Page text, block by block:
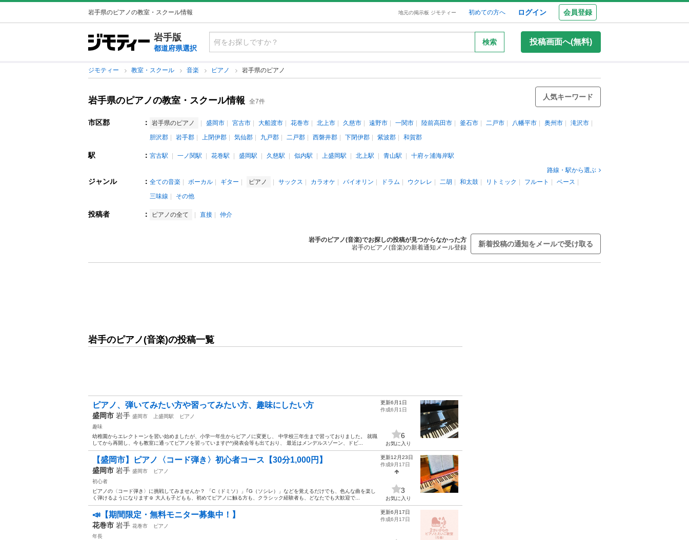
岩手県のピアノの教室・スクール情報 地元の掲示板 ジモティー 初めての方へ ログイン 会員登録
岩手版
都道府県選択
検索 投稿画面へ(無料)
ジモティー 教室・スクール 音楽 ピアノ 岩手県のピアノ
岩手県のピアノの教室・スクール情報 全7件
人気キーワード
市区郡 ： 岩手県のピアノ 盛岡市 宮古市 大船渡市 花巻市 北上市 久慈市 遠野市 一関市 陸前高田市 釜石市 二戸市 八幡平市 奥州市
滝沢市
胆沢郡
岩手郡 上閉伊郡 気仙郡 九戸郡 二戸郡 西磐井郡 下閉伊郡 紫波郡 和賀郡
駅 ： 宮古駅 一ノ関駅 花巻駅 盛岡駅 久慈駅 似内駅 上盛岡駅 北上駅 青山駅
十府ヶ浦海岸駅
路線・駅から選ぶ
ジャンル ： 全ての音楽 ボーカル ギター ピアノ サックス カラオケ バイオリン ドラム ウクレレ 二胡 和太鼓 リトミック フルート
ベース
三味線
その他
投稿者 ： ピアノの全て 直接 仲介
岩手のピアノ(音楽)でお探しの投稿が見つからなかった方
岩手のピアノ(音楽)の新着通知メール登録
新着投稿の通知をメールで受け取る
岩手のピアノ(音楽)の投稿一覧
ピアノ、弾いてみたい方や習ってみたい方、趣味にしたい方
盛岡市 岩手 盛岡市 上盛岡駅
ピアノ
趣味
幼稚園からエレクトーンを習い始めましたが、小学一年生からピアノに変更し、 中学校三年生まで習っておりました。 就職
してから再開し、今も教室に通ってピアノを習っています(^^)発表会等も出ており、 最近はメンデルスゾーン、ドビ...
更新6月1日
作成6月1日
6
お気に入り
【盛岡市】ピアノ〈コード弾き〉初心者コース【30分1,000円】
盛岡市 岩手 盛岡市
ピアノ
初心者
ピアノの〈コード弾き〉に挑戦してみませんか？ 「C（ドミソ）」｢G（ソシレ）」などを覚えるだけでも、色んな曲を楽し
く弾けるようになります☺️ 大人も子どもも、初めてピアノに触る方も、クラシック経験者も、どなたでも大歓迎で...
更新12月23日
作成9月17日
3
お気に入り
📣【期間限定・無料モニター募集中！】
花巻市 岩手 花巻市
ピアノ
年長
更新6月17日
作成6月17日